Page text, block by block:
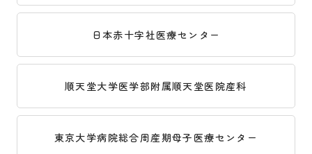
日本赤十字社医療センター
順天堂大学医学部附属順天堂医院産科
東京大学病院総合周産期母子医療センター